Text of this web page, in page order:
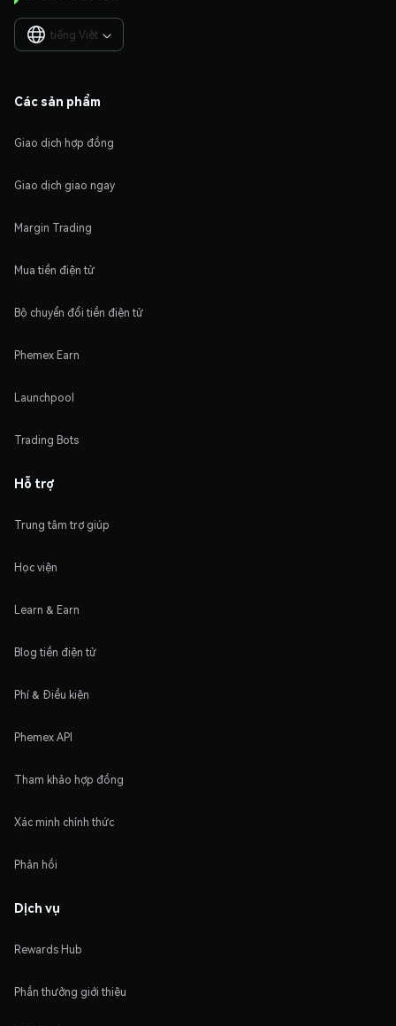
tiếng Việt 
Các sản phẩm
Giao dịch hợp đồng
Giao dịch giao ngay
Margin Trading
Mua tiền điện tử
Bộ chuyển đổi tiền điện tử
Phemex Earn
Launchpool
Trading Bots
Hỗ trợ
Trung tâm trợ giúp
Học viện
Learn & Earn
Blog tiền điện tử
Phí & Điều kiện
Phemex API
Tham khảo hợp đồng
Xác minh chính thức
Phản hồi
Dịch vụ
Rewards Hub
Phần thưởng giới thiệu